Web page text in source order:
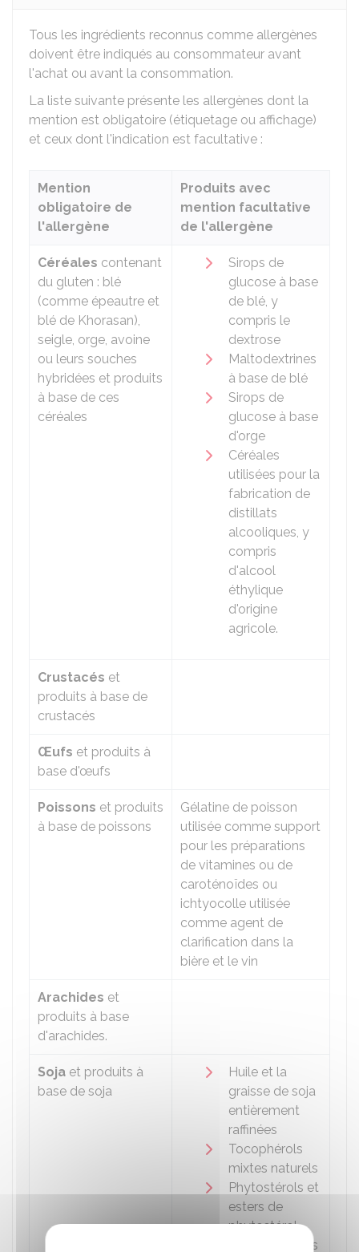
Tous les ingrédients reconnus comme allergènes
doivent être indiqués au consommateur avant
l'achat ou avant la consommation.
La liste suivante présente les allergènes dont la
mention est obligatoire (étiquetage ou affichage)
et ceux dont l'indication est facultative :
Mention
obligatoire de
l'allergène
Produits avec
mention facultative
de l'allergène
Céréales contenant
du gluten : blé
(comme épeautre et
blé de Khorasan),
seigle, orge, avoine
ou leurs souches
hybridées et produits
à base de ces
céréales
Sirops de
glucose à base
de blé, y
compris le
dextrose
Maltodextrines
à base de blé
Sirops de
glucose à base
d'orge
Céréales
utilisées pour la
fabrication de
distillats
alcooliques, y
compris
d'alcool
éthylique
d'origine
agricole.
Crustacés et
produits à base de
crustacés
Œufs et produits à
base d'œufs
Poissons et produits
à base de poissons
Gélatine de poisson
utilisée comme support
pour les préparations
de vitamines ou de
caroténoïdes ou
ichtyocolle utilisée
comme agent de
clarification dans la
bière et le vin
Arachides et
produits à base
d'arachides.
Soja et produits à
base de soja
Huile et la
graisse de soja
entièrement
raffinées
Tocophérols
mixtes naturels
Phytostérols et
esters de
phytostérol
dérivés d'huiles